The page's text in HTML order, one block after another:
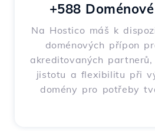
+588
Na Hostico máš k
doménových přípon
akreditovaných
jistotu a flexibilitu při
domény pro potřeby